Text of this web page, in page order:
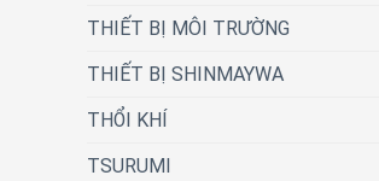
THIẾT BỊ MÔI TRƯỜNG
THIẾT BỊ SHINMAYWA
THỔI KHÍ
TSURUMI